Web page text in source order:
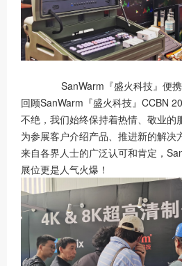
SanWarm『盛火科技』便
回顾SanWarm『盛火科技』CCBN
不绝，我们始终保持着热情、敬业的
为参展客户介绍产品、推进新的解决
来自各界人士的广泛认可和肯定，
展位更是人气火爆！